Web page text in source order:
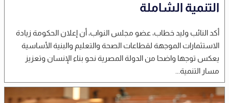
التنمية الشاملة
أكد النائب وليد خطاب، عضو مجلس النواب، أن إعلان الحكومة زيادة
الاستثمارات الموجهة لقطاعات الصحة والتعليم والبنية الأساسية
يعكس توجها واضحا من الدولة المصرية نحو بناء الإنسان وتعزيز
مسار التنمية...